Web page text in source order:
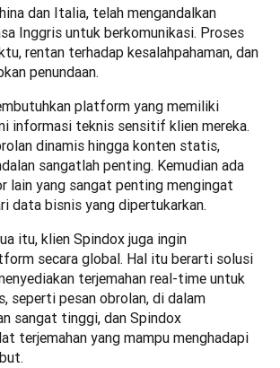
dan Italia, telah mengandalkan
Inggris untuk berkomunikasi. Proses
rentan terhadap kesalahpahaman, dan
penundaan.
platform yang memiliki
informasi teknis sensitif klien mereka.
dinamis hingga konten statis,
sangatlah penting. Kemudian ada
lain yang sangat penting mengingat
data bisnis yang dipertukarkan.
itu, klien Spindox juga ingin
secara global. Hal itu berarti solusi
terjemahan real-time untuk
seperti pesan obrolan, di dalam
sangat tinggi, dan Spindox
terjemahan yang mampu menghadapi